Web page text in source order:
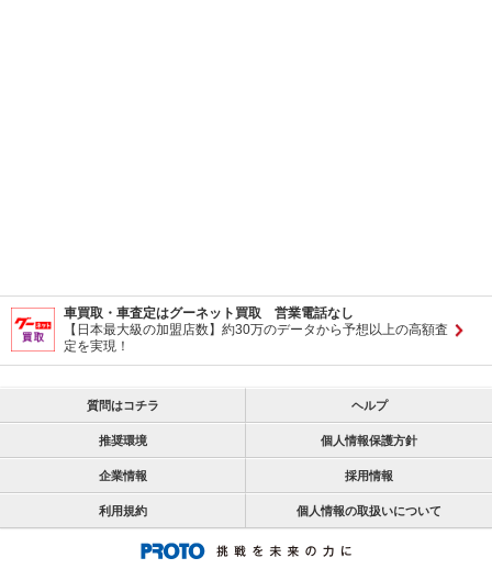
車買取・車査定はグーネット買取 営業電話なし
【日本最大級の加盟店数】約30万のデータから予想以上の高額査
定を実現！
質問はコチラ ヘルプ
推奨環境 個人情報保護方針
企業情報 採用情報
利用規約 個人情報の取扱いについて